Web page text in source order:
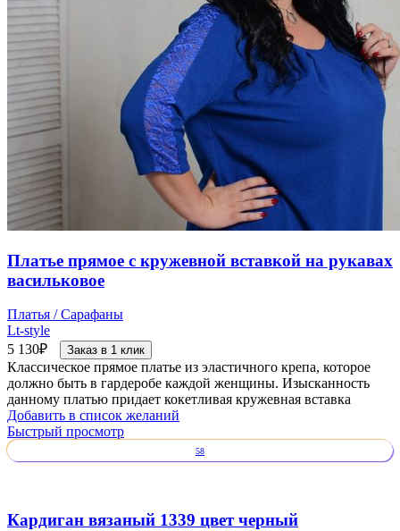
Платье прямое с кружевной вставкой на рукавах
васильковое
Платья / Сарафаны
Lt-style
5 130₽ Заказ в 1 клик
Классическое прямое платье из эластичного крепа, которое
должно быть в гардеробе каждой женщины. Изысканность
данному платью придает кокетливая кружевная вставка
Добавить в список желаний
Быстрый просмотр
58
Кардиган вязаный 1339 цвет черный